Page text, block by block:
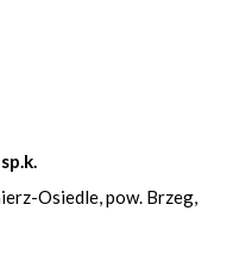
Osiedle, pow. Brzeg,